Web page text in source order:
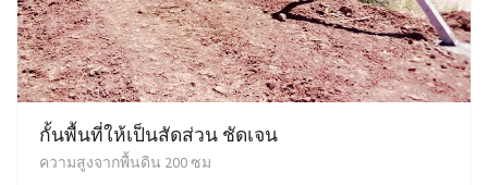
กั้นพื้นที่ให้เป็นสัดส่วน ชัดเจน
ความสูงจากพื้นดิน 200 ซม